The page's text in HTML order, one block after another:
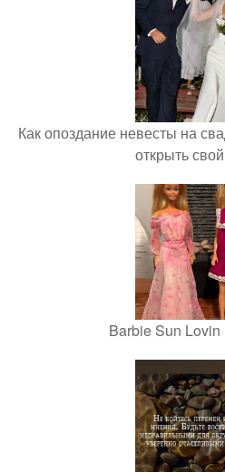
Как опоздание невесты на
открыть
Barbie Sun Lovin